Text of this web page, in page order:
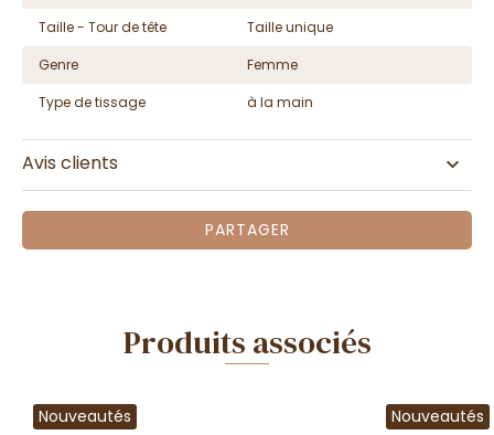
Taille - Tour de tête
Taille unique
Genre
Femme
Type de tissage
à la main
Avis clients
PARTAGER
Produits associés
Nouveautés Nouveautés